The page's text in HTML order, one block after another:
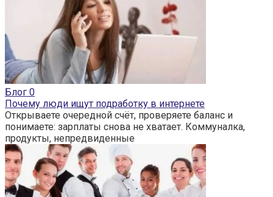
Блог 0
Почему люди ищут подработку в интернете
Открываете очередной счёт, проверяете баланс и
понимаете: зарплаты снова не хватает. Коммуналка,
продукты, непредвиденные